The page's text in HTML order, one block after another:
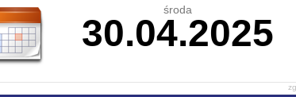
środa
30.04.2025